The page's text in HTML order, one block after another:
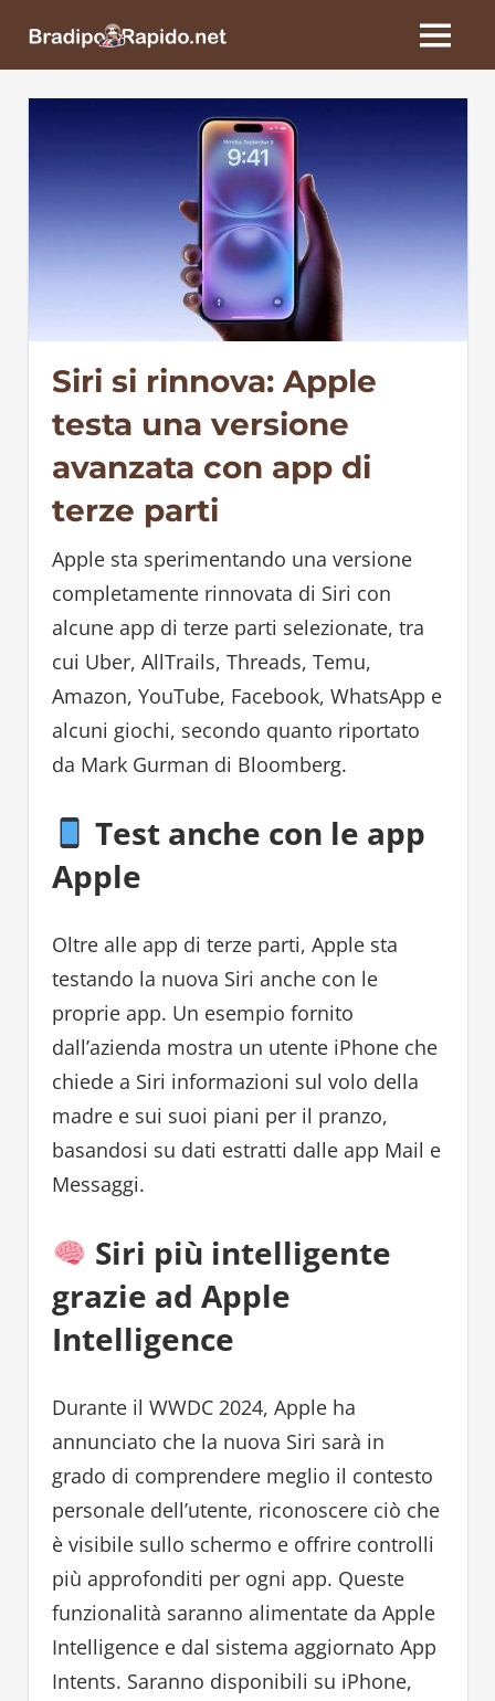
BradipoRapido.net
MENU
Siri si rinnova: Apple
testa una versione
avanzata con app di
terze parti
Apple sta sperimentando una versione
completamente rinnovata di Siri con
alcune app di terze parti selezionate, tra
cui Uber, AllTrails, Threads, Temu,
Amazon, YouTube, Facebook, WhatsApp e
alcuni giochi, secondo quanto riportato
da Mark Gurman di Bloomberg.
Test anche con le app
Apple
Oltre alle app di terze parti, Apple sta
testando la nuova Siri anche con le
proprie app. Un esempio fornito
dall’azienda mostra un utente iPhone che
chiede a Siri informazioni sul volo della
madre e sui suoi piani per il pranzo,
basandosi su dati estratti dalle app Mail e
Messaggi.
Siri più intelligente
grazie ad Apple
Intelligence
Durante il WWDC 2024, Apple ha
annunciato che la nuova Siri sarà in
grado di comprendere meglio il contesto
personale dell’utente, riconoscere ciò che
è visibile sullo schermo e offrire controlli
più approfonditi per ogni app. Queste
funzionalità saranno alimentate da Apple
Intelligence e dal sistema aggiornato App
Intents. Saranno disponibili su iPhone,